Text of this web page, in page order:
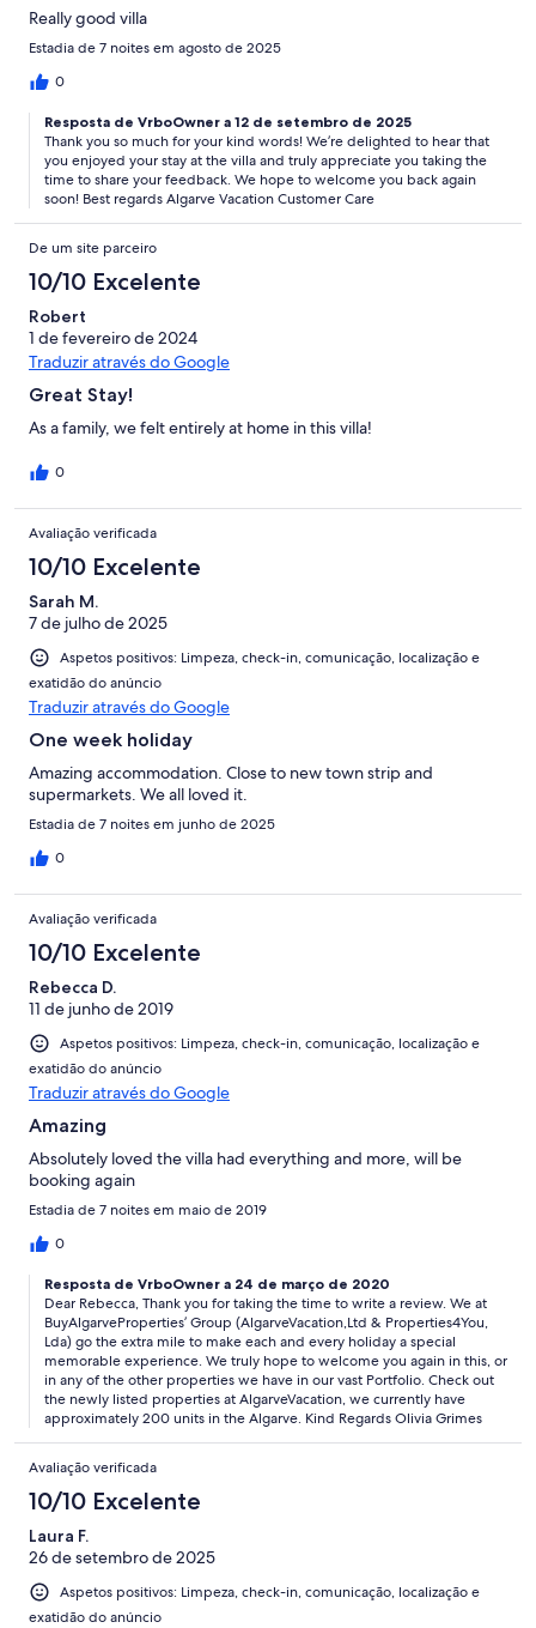
Really good villa
Estadia de 7 noites em agosto de 2025
0
Resposta de VrboOwner a 12 de setembro de 2025
Thank you so much for your kind words! We’re delighted to hear that
you enjoyed your stay at the villa and truly appreciate you taking the
time to share your feedback. We hope to welcome you back again
soon! Best regards Algarve Vacation Customer Care
De um site parceiro
10/10 Excelente
Robert
1 de fevereiro de 2024
Traduzir através do Google
Great Stay!
As a family, we felt entirely at home in this villa!
0
Avaliação verificada
10/10 Excelente
Sarah M.
7 de julho de 2025
Aspetos positivos: Limpeza, check-in, comunicação, localização e
exatidão do anúncio
Traduzir através do Google
One week holiday
Amazing accommodation. Close to new town strip and
supermarkets. We all loved it.
Estadia de 7 noites em junho de 2025
0
Avaliação verificada
10/10 Excelente
Rebecca D.
11 de junho de 2019
Aspetos positivos: Limpeza, check-in, comunicação, localização e
exatidão do anúncio
Traduzir através do Google
Amazing
Absolutely loved the villa had everything and more, will be
booking again
Estadia de 7 noites em maio de 2019
0
Resposta de VrboOwner a 24 de março de 2020
Dear Rebecca, Thank you for taking the time to write a review. We at
BuyAlgarveProperties’ Group (AlgarveVacation,Ltd & Properties4You,
Lda) go the extra mile to make each and every holiday a special
memorable experience. We truly hope to welcome you again in this, or
in any of the other properties we have in our vast Portfolio. Check out
the newly listed properties at AlgarveVacation, we currently have
approximately 200 units in the Algarve. Kind Regards Olivia Grimes
Avaliação verificada
10/10 Excelente
Laura F.
26 de setembro de 2025
Aspetos positivos: Limpeza, check-in, comunicação, localização e
exatidão do anúncio